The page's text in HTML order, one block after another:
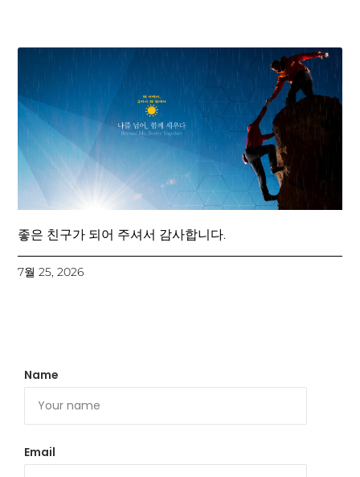
좋은 친구가 되어 주셔서 감사합니다.
7월 25, 2026
Name
Email